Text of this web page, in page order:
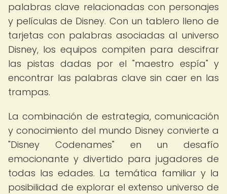
palabras clave relacionadas con personajes
y películas de Disney. Con un tablero lleno de
tarjetas con palabras asociadas al universo
Disney, los equipos compiten para descifrar
las pistas dadas por el "maestro espía" y
encontrar las palabras clave sin caer en las
trampas.
La combinación de estrategia, comunicación
y conocimiento del mundo Disney convierte a
"Disney Codenames" en un desafío
emocionante y divertido para jugadores de
todas las edades. La temática familiar y la
posibilidad de explorar el extenso universo de